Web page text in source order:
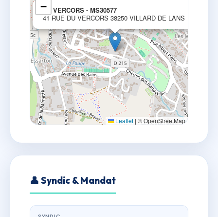
LE VERCORS - MS30577
41 RUE DU VERCORS 38250 VILLARD DE LANS
−
Leaflet | © OpenStreetMap
👤 Syndic & Mandat